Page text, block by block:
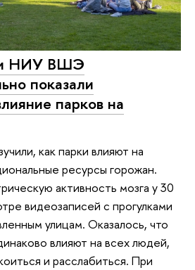
НИУ ВШЭ
показали
парков на
как парки влияют на
ресурсы горожан.
активность мозга у 30
видеозаписей с прогулками
улицам. Оказалось, что
влияют на всех людей,
и расслабиться. При